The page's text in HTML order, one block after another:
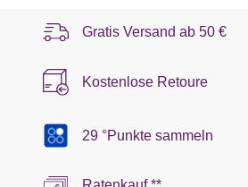
Gratis Versand ab 50 €
Kostenlose Retoure
29 °Punkte sammeln